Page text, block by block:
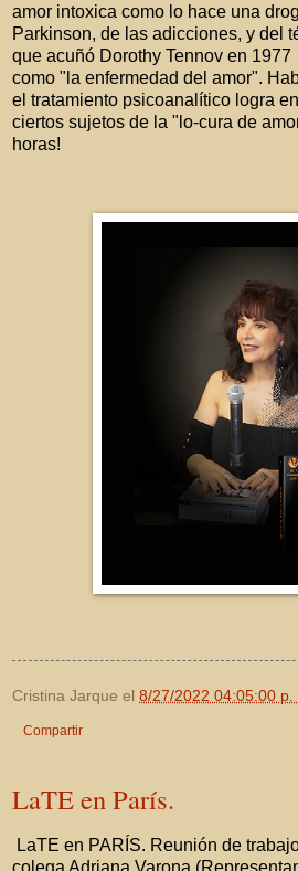
amor intoxica como lo hace una
Parkinson, de las adicciones, y del
que acuñó Dorothy Tennov en
como "la enfermedad del amor".
el tratamiento psicoanalítico logra
ciertos sujetos de la "lo-cura de
horas!
Cristina Jarque el 8/27/2022 04:05:00 p.
Compartir
LaTE en París.
LaTE en PARÍS. Reunión de